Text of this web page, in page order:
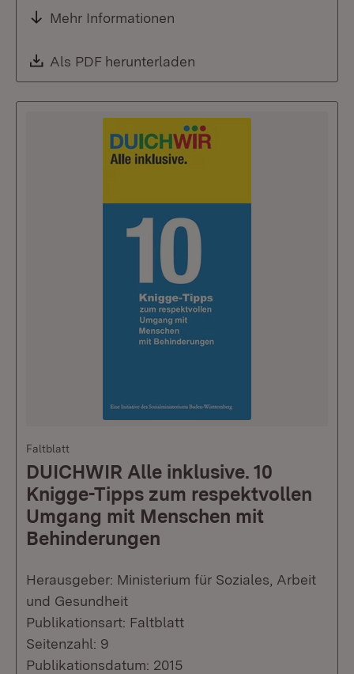
Mehr Informationen
Download:
Als PDF herunterladen
Faltblatt
DUICHWIR Alle inklusive. 10
Knigge-Tipps zum respektvollen
Umgang mit Menschen mit
Behinderungen
Herausgeber: Ministerium für Soziales, Arbeit
und Gesundheit
Publikationsart: Faltblatt
Seitenzahl: 9
Publikationsdatum: 2015